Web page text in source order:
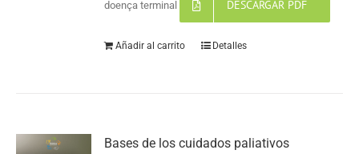
doença terminal DESCARGAR PDF
Añadir al carrito Detalles
Bases de los cuidados paliativos